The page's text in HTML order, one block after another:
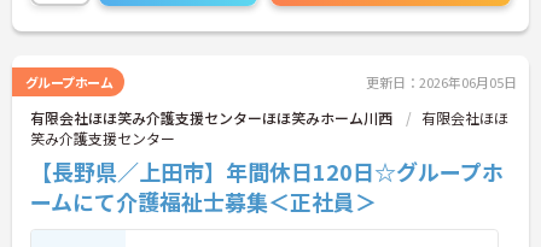
グループホーム 更新日：2026年06月05日
有限会社ほほ笑み介護支援センターほほ笑みホーム川西
有限会社ほほ
笑み介護支援センター
【長野県／上田市】年間休日120日☆グループホ
ームにて介護福祉士募集＜正社員＞